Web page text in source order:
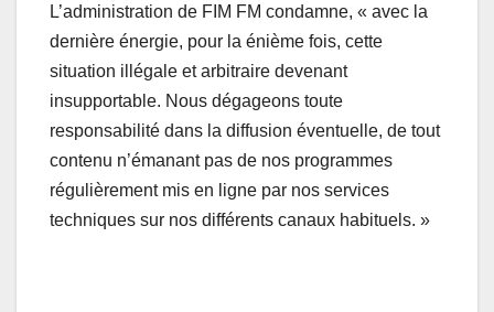
L’administration de FIM FM condamne, « avec la
dernière énergie, pour la énième fois, cette
situation illégale et arbitraire devenant
insupportable. Nous dégageons toute
responsabilité dans la diffusion éventuelle, de tout
contenu n’émanant pas de nos programmes
régulièrement mis en ligne par nos services
techniques sur nos différents canaux habituels. »